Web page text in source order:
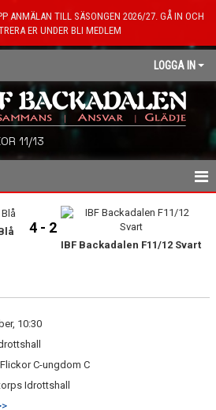
ANMÄLAN TILL SÄSONGEN 2026/27. GÅ IN OCH
ER UNDER BLI MEDLEM
LOGGA IN
11/13
4 - 2
IBF Backadalen F11/12 Svart
10:30
C-ungdom C
Idrottshall